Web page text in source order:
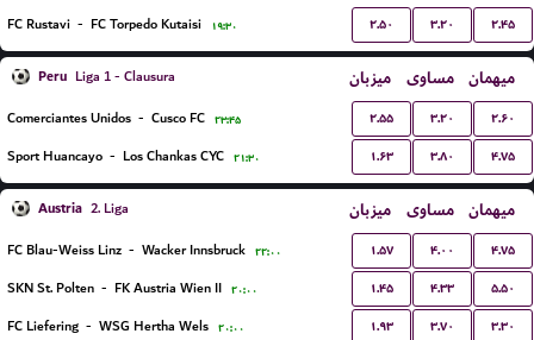
FC Rustavi - FC Torpedo Kutaisi ۱۹:۳۰ ۲.۵۰ ۳.۲۰ ۲.۴۵
Peru Liga 1 - Clausura میزبان مساوی میهمان
Comerciantes Unidos - Cusco FC ۲۳:۴۵ ۲.۵۵ ۳.۲۰ ۲.۶۰
Sport Huancayo - Los Chankas CYC ۲۱:۳۰ ۱.۶۳ ۳.۸۰ ۴.۷۵
Austria 2. Liga میزبان مساوی میهمان
FC Blau-Weiss Linz - Wacker Innsbruck ۲۲:۰۰ ۱.۵۷ ۴.۰۰ ۴.۷۵
SKN St. Polten - FK Austria Wien II ۲۰:۰۰ ۱.۴۵ ۴.۳۳ ۵.۵۰
FC Liefering - WSG Hertha Wels ۲۰:۰۰ ۱.۹۳ ۳.۷۰ ۳.۳۰